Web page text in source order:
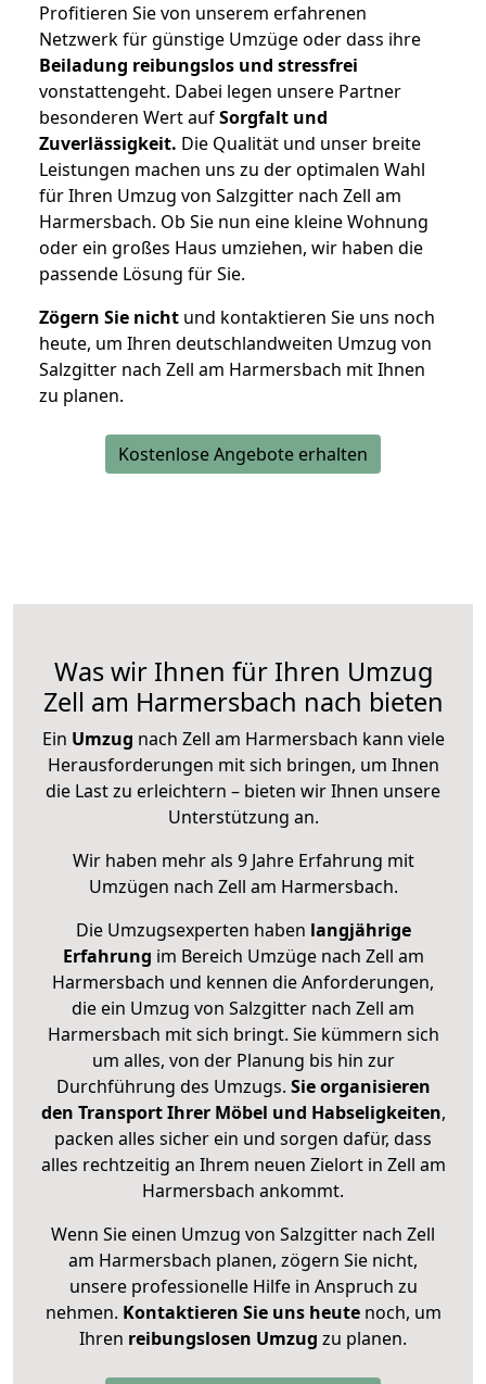
Profitieren Sie von unserem erfahrenen
Netzwerk für günstige Umzüge oder dass ihre
Beiladung reibungslos und stressfrei
vonstattengeht. Dabei legen unsere Partner
besonderen Wert aufSorgfalt und
Zuverlässigkeit. Die Qualität und unser breite
Leistungen machen uns zu der optimalen Wahl
für Ihren Umzug von Salzgitter nach Zell am
Harmersbach. Ob Sie nun eine kleine Wohnung
oder ein großes Haus umziehen, wir haben die
passende Lösung für Sie.
Zögern Sie nicht und kontaktieren Sie uns noch
heute, um Ihren deutschlandweiten Umzug von
Salzgitter nach Zell am Harmersbach mit Ihnen
zu planen.
Kostenlose Angebote erhalten
Was wir Ihnen für Ihren Umzug
Zell am Harmersbach nach bieten
Ein Umzug nach Zell am Harmersbach kann viele
Herausforderungen mit sich bringen, um Ihnen
die Last zu erleichtern – bieten wir Ihnen unsere
Unterstützung an.
Wir haben mehr als 9 Jahre Erfahrung mit
Umzügen nach Zell am Harmersbach.
Die Umzugsexperten haben langjährige
Erfahrung im Bereich Umzüge nach Zell am
Harmersbach und kennen die Anforderungen,
die ein Umzug von Salzgitter nach Zell am
Harmersbach mit sich bringt. Sie kümmern sich
um alles, von der Planung bis hin zur
Durchführung des Umzugs. Sie organisieren
den Transport Ihrer Möbel und Habseligkeiten,
packen alles sicher ein und sorgen dafür, dass
alles rechtzeitig an Ihrem neuen Zielort in Zell am
Harmersbach ankommt.
Wenn Sie einen Umzug von Salzgitter nach Zell
am Harmersbach planen, zögern Sie nicht,
unsere professionelle Hilfe in Anspruch zu
nehmen. Kontaktieren Sie uns heutenoch, um
Ihren reibungslosen Umzug zu planen.